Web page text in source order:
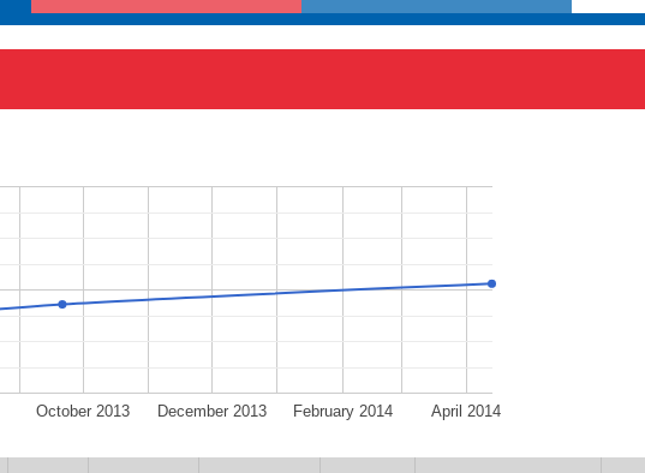
October 2013 December 2013 February 2014 April 2014